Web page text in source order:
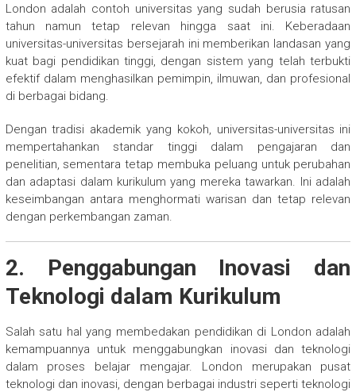
London adalah contoh universitas yang sudah berusia ratusan
tahun namun tetap relevan hingga saat ini. Keberadaan
universitas-universitas bersejarah ini memberikan landasan yang
kuat bagi pendidikan tinggi, dengan sistem yang telah terbukti
efektif dalam menghasilkan pemimpin, ilmuwan, dan profesional
di berbagai bidang.
Dengan tradisi akademik yang kokoh, universitas-universitas ini
mempertahankan standar tinggi dalam pengajaran dan
penelitian, sementara tetap membuka peluang untuk perubahan
dan adaptasi dalam kurikulum yang mereka tawarkan. Ini adalah
keseimbangan antara menghormati warisan dan tetap relevan
dengan perkembangan zaman.
2. Penggabungan Inovasi dan
Teknologi dalam Kurikulum
Salah satu hal yang membedakan pendidikan di London adalah
kemampuannya untuk menggabungkan inovasi dan teknologi
dalam proses belajar mengajar. London merupakan pusat
teknologi dan inovasi, dengan berbagai industri seperti teknologi